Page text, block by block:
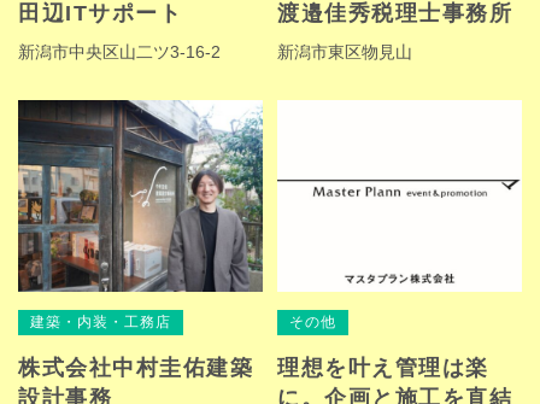
田辺ITサポート
新潟市中央区山二ツ3-16-2
渡邉佳秀税理士事務所
新潟市東区物見山
建築・内装・工務店
株式会社中村圭佑建築
設計事務
その他
理想を叶え管理は楽
に。企画と施工を直結